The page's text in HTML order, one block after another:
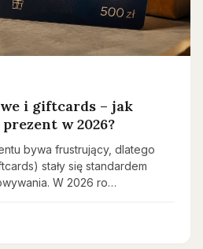
i giftcards – jak
w 2026?
bywa frustrujący, dlatego
stały się standardem
W 2026 ro…